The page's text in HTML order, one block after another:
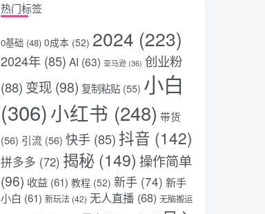
热门标签
0基础 (48) 0成本 (52) 2024 (223)
2024年 (85) AI (63) 亚马逊 (36) 创业粉
(88) 变现 (98) 复制粘贴 (55) 小白
(306)小红书 (248) 带货
(56) 引流 (56) 快手 (85) 抖音 (142)
拼多多 (72) 揭秘 (149) 操作简单
(96) 收益 (61) 教程 (52) 新手 (74) 新手
小白 (61) 新玩法 (42) 无人直播 (68) 无脑搬运